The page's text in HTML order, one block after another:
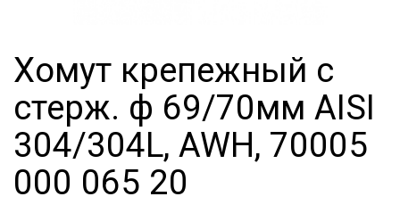
Хомут крепежный с
стерж. ф 69/70мм AISI
304/304L, AWH, 70005
000 065 20